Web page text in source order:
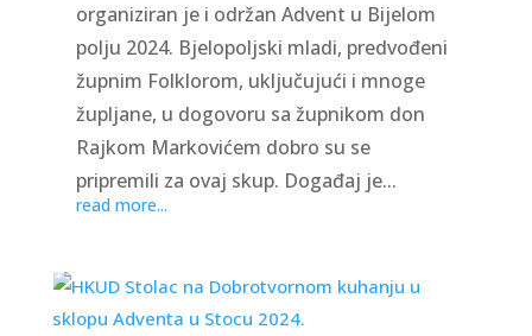
organiziran je i održan Advent u Bijelom
polju 2024. Bjelopoljski mladi, predvođeni
župnim Folklorom, uključujući i mnoge
župljane, u dogovoru sa župnikom don
Rajkom Markovićem dobro su se
pripremili za ovaj skup. Događaj je...
read more...